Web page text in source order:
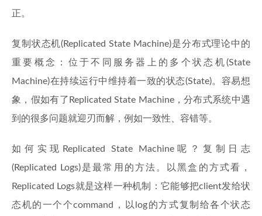
正。
复制状态机(Replicated State Machine)是分布式理论中的
重要概念：位于不同服务器上的多个状态机(State
Machine)在持续运行中维持着一致的状态(State)。容易想
象，假如有了Replicated State Machine，分布式系统中遇
到的很多问题就迎刃而解，例如一致性、容错等。
如何实现Replicated State Machine呢？复制日志
(Replicated Logs)是最常用的方法。以黑盒的方式看，
Replicated Logs就是这样一种机制：它能够把client发给状
态机的一个个command，以log的方式复制给各个状态